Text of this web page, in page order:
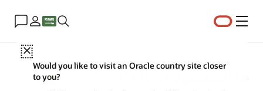
القائمة
Close
Would you like to visit an Oracle country site closer
to you?
ما المقصود بـ NoSQL؟